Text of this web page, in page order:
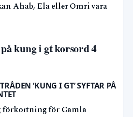
Ahab, Ela eller Omri vara
kung i gt korsord 4
’KUNG I GT’ SYFTAR PÅ
förkortning för Gamla